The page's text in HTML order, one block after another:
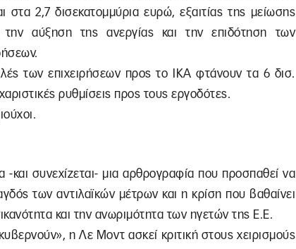
στα 2,7 δισεκατομμύρια ευρώ, εξαιτίας της μείωσης
αύξηση της ανεργίας και την επιδότηση των
των επιχειρήσεων προς το ΙΚΑ φτάνουν τα 6 δισ.
ρυθμίσεις προς τους εργοδότες.
συνεχίζεται- μια αρθρογραφία που προσπαθεί να
των αντιλαϊκών μέτρων και η κρίση που βαθαίνει
και την ανωριμότητα των ηγετών της Ε.Ε.
η Λε Μοντ ασκεί κριτική στους χειρισμούς